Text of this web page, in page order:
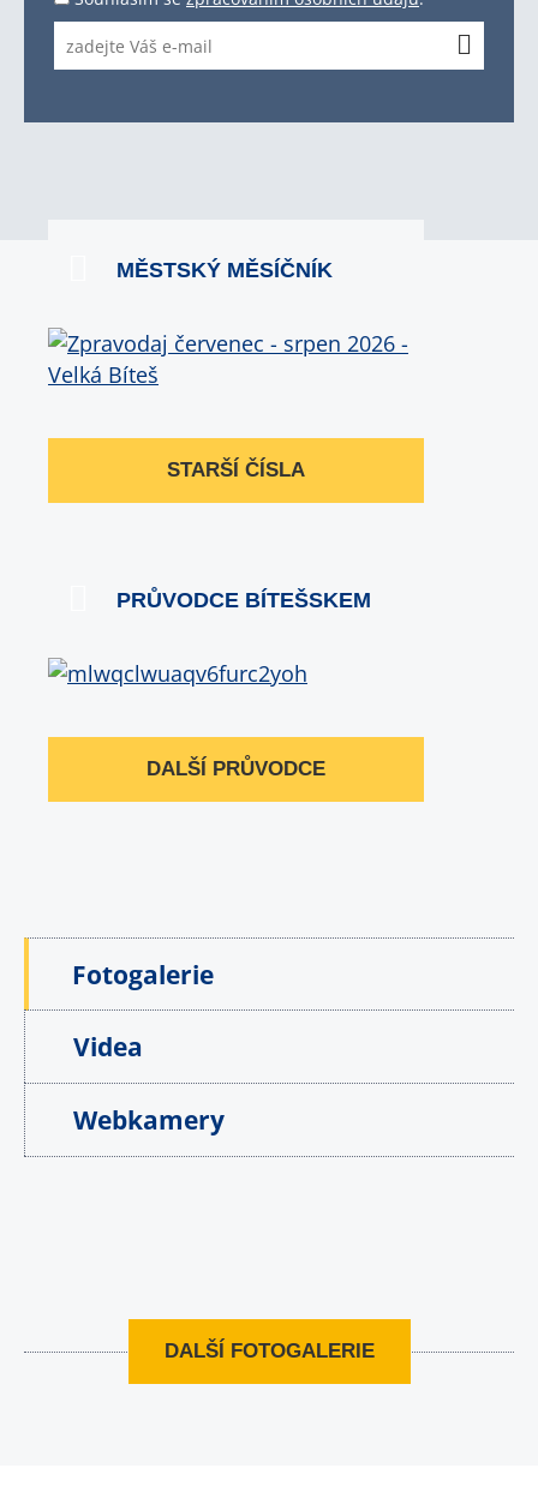
MĚSTSKÝ MĚSÍČNÍK
STARŠÍ ČÍSLA
PRŮVODCE BÍTEŠSKEM
DALŠÍ PRŮVODCE
Fotogalerie
Videa
Webkamery
DALŠÍ FOTOGALERIE